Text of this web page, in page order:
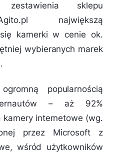
zestawienia sklepu
największą
kamerki w cenie ok.
wybieranych marek
popularnością
– aż 92%
internetowe (wg.
przez Microsoft z
wśród użytkowników